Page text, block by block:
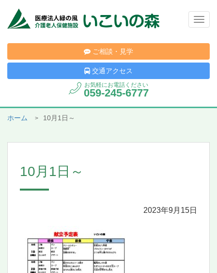
ご相談・見学
交通アクセス
お気軽にお電話ください
059-245-6777
ホーム 10月1日～
10月1日～
2023年9月15日